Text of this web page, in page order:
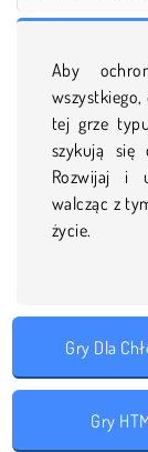
Aby
wszystkiego,
tej grze
szykują się
Rozwijaj i
walcząc z
życie.
Gry Dla
Gry